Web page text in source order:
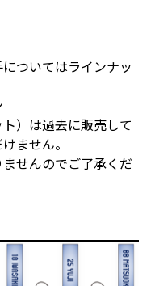
ついてはラインナッ
）は過去に販売して
ません。
せんのでご了承くだ